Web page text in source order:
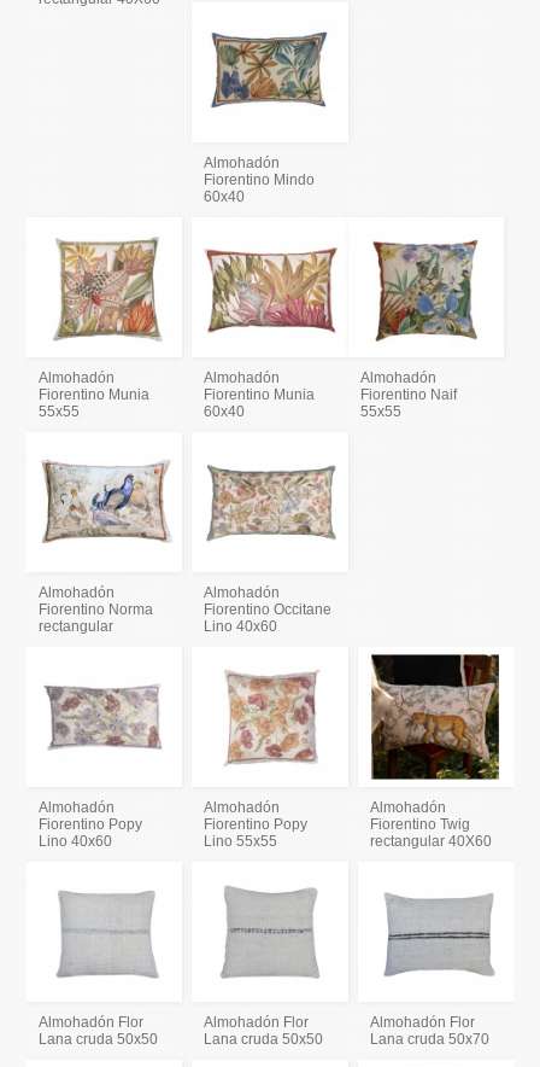
Almohadón
Fiorentino Mindo
60x40
Almohadón
Fiorentino Munia
55x55
Almohadón
Fiorentino Munia
60x40
Almohadón
Fiorentino Naif
55x55
Almohadón
Fiorentino Norma
rectangular
Almohadón
Fiorentino Occitane
Lino 40x60
Almohadón
Fiorentino Popy
Lino 40x60
Almohadón
Fiorentino Popy
Lino 55x55
Almohadón
Fiorentino Twig
rectangular 40X60
Almohadón Flor
Lana cruda 50x50
Almohadón Flor
Lana cruda 50x50
Almohadón Flor
Lana cruda 50x70